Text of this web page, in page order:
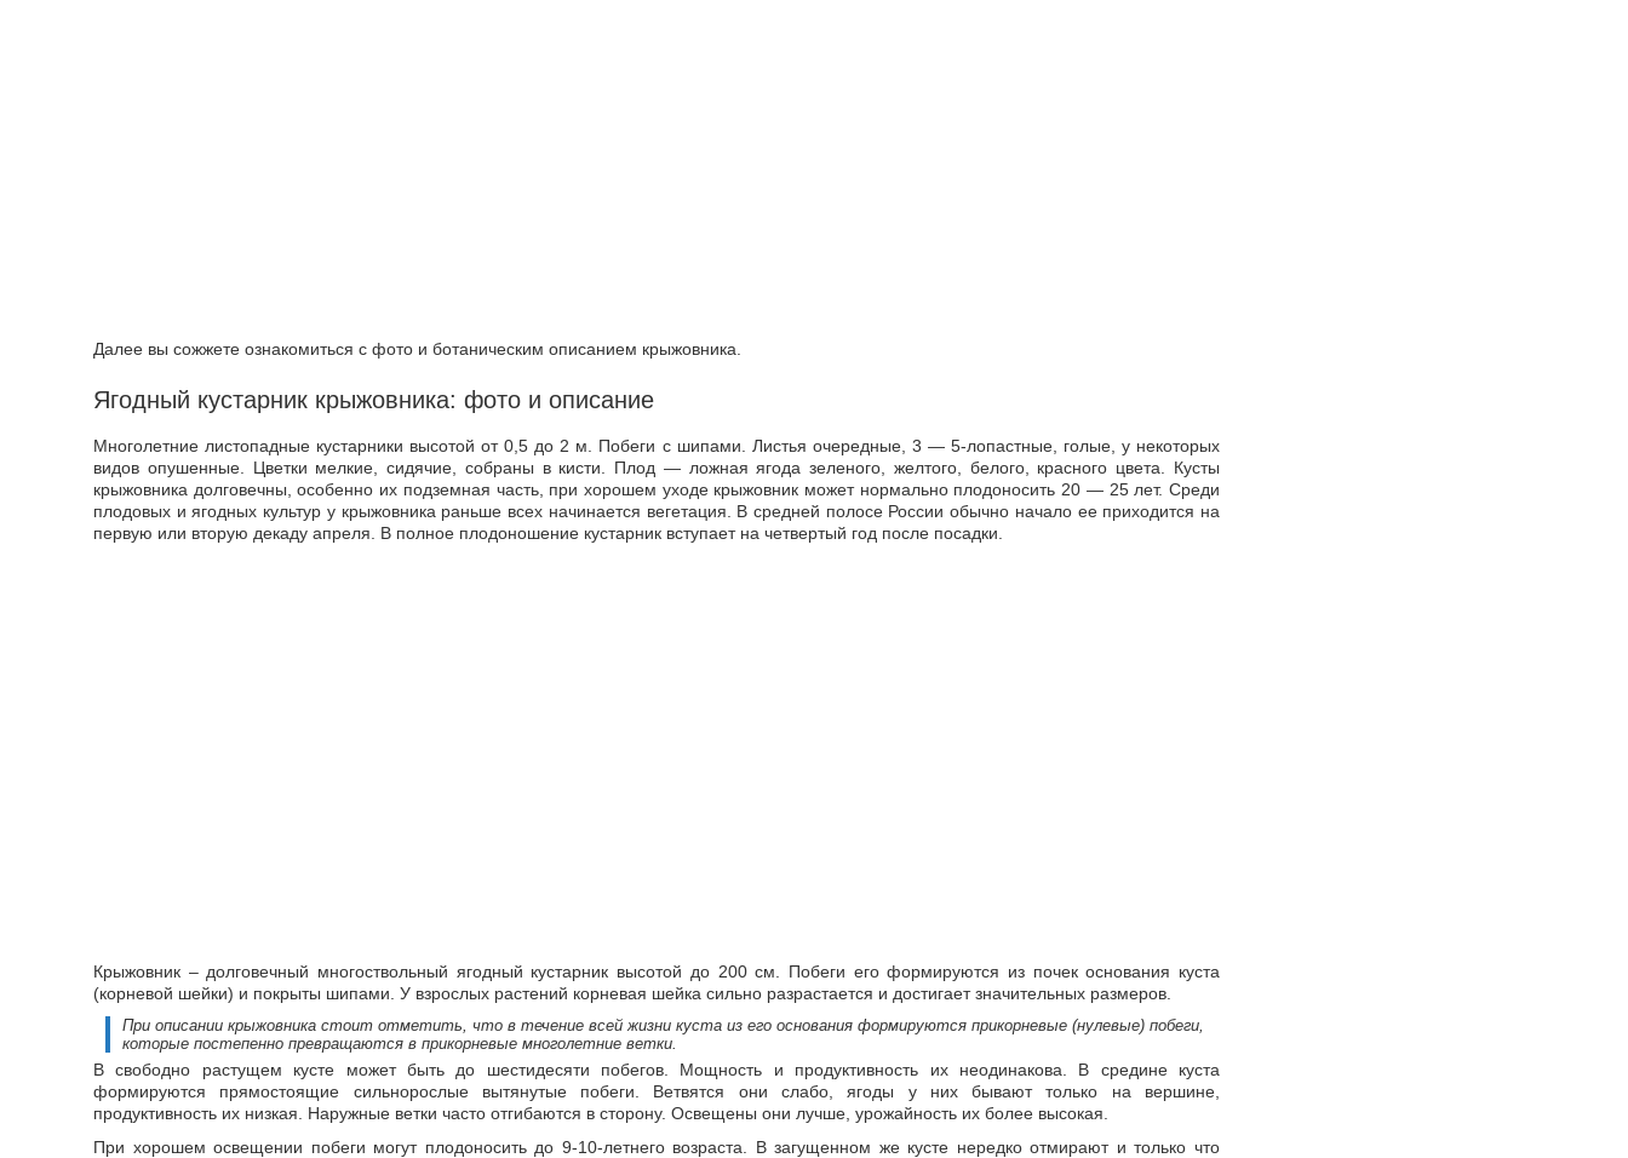
Далее вы сожжете ознакомиться с фото и ботаническим описанием крыжовника.
Ягодный кустарник крыжовника: фото и описание
Многолетние листопадные кустарники высотой от 0,5 до 2 м. Побеги с шипами. Листья очередные, 3 — 5-лопастные, голые, у некоторых
видов опушенные. Цветки мелкие, сидячие, собраны в кисти. Плод — ложная ягода зеленого, желтого, белого, красного цвета. Кусты
крыжовника долговечны, особенно их подземная часть, при хорошем уходе крыжовник может нормально плодоносить 20 — 25 лет. Среди
плодовых и ягодных культур у крыжовника раньше всех начинается вегетация. В средней полосе России обычно начало ее приходится на
первую или вторую декаду апреля. В полное плодоношение кустарник вступает на четвертый год после посадки.
Крыжовник – долговечный многоствольный ягодный кустарник высотой до 200 см. Побеги его формируются из почек основания куста
(корневой шейки) и покрыты шипами. У взрослых растений корневая шейка сильно разрастается и достигает значительных размеров.
При описании крыжовника стоит отметить, что в течение всей жизни куста из его основания формируются прикорневые (нулевые) побеги,
которые постепенно превращаются в прикорневые многолетние ветки.
В свободно растущем кусте может быть до шестидесяти побегов. Мощность и продуктивность их неодинакова. В средине куста
формируются прямостоящие сильнорослые вытянутые побеги. Ветвятся они слабо, ягоды у них бывают только на вершине,
продуктивность их низкая. Наружные ветки часто отгибаются в сторону. Освещены они лучше, урожайность их более высокая.
При хорошем освещении побеги могут плодоносить до 9-10-летнего возраста. В загущенном же кусте нередко отмирают и только что